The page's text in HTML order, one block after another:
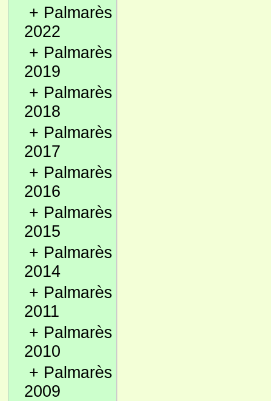
+ Palmarès
2022
+ Palmarès
2019
+ Palmarès
2018
+ Palmarès
2017
+ Palmarès
2016
+ Palmarès
2015
+ Palmarès
2014
+ Palmarès
2011
+ Palmarès
2010
+ Palmarès
2009